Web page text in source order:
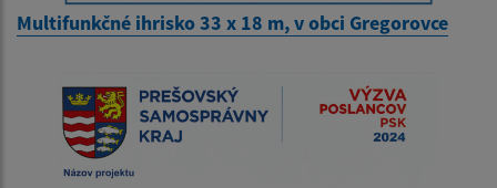
Multifunkčné ihrisko 33 x 18 m, v obci Gregorovce